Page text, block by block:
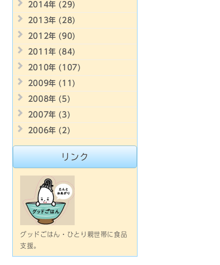
2014年 (29)
2013年 (28)
2012年 (90)
2011年 (84)
2010年 (107)
2009年 (11)
2008年 (5)
2007年 (3)
2006年 (2)
リンク
グッドごはん・ひとり親世帯に食品
支援。